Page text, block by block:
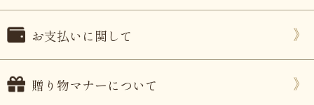
お支払いに関して
贈り物マナーについて